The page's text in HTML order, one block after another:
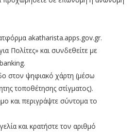
akatharista.apps.gov.gr.
Πολίτες» και συνδεθείτε με
στον ψηφιακό χάρτη (μέσω
τοποθέτησης στίγματος).
και περιγράψτε σύντομα το
και κρατήστε τον αριθμό